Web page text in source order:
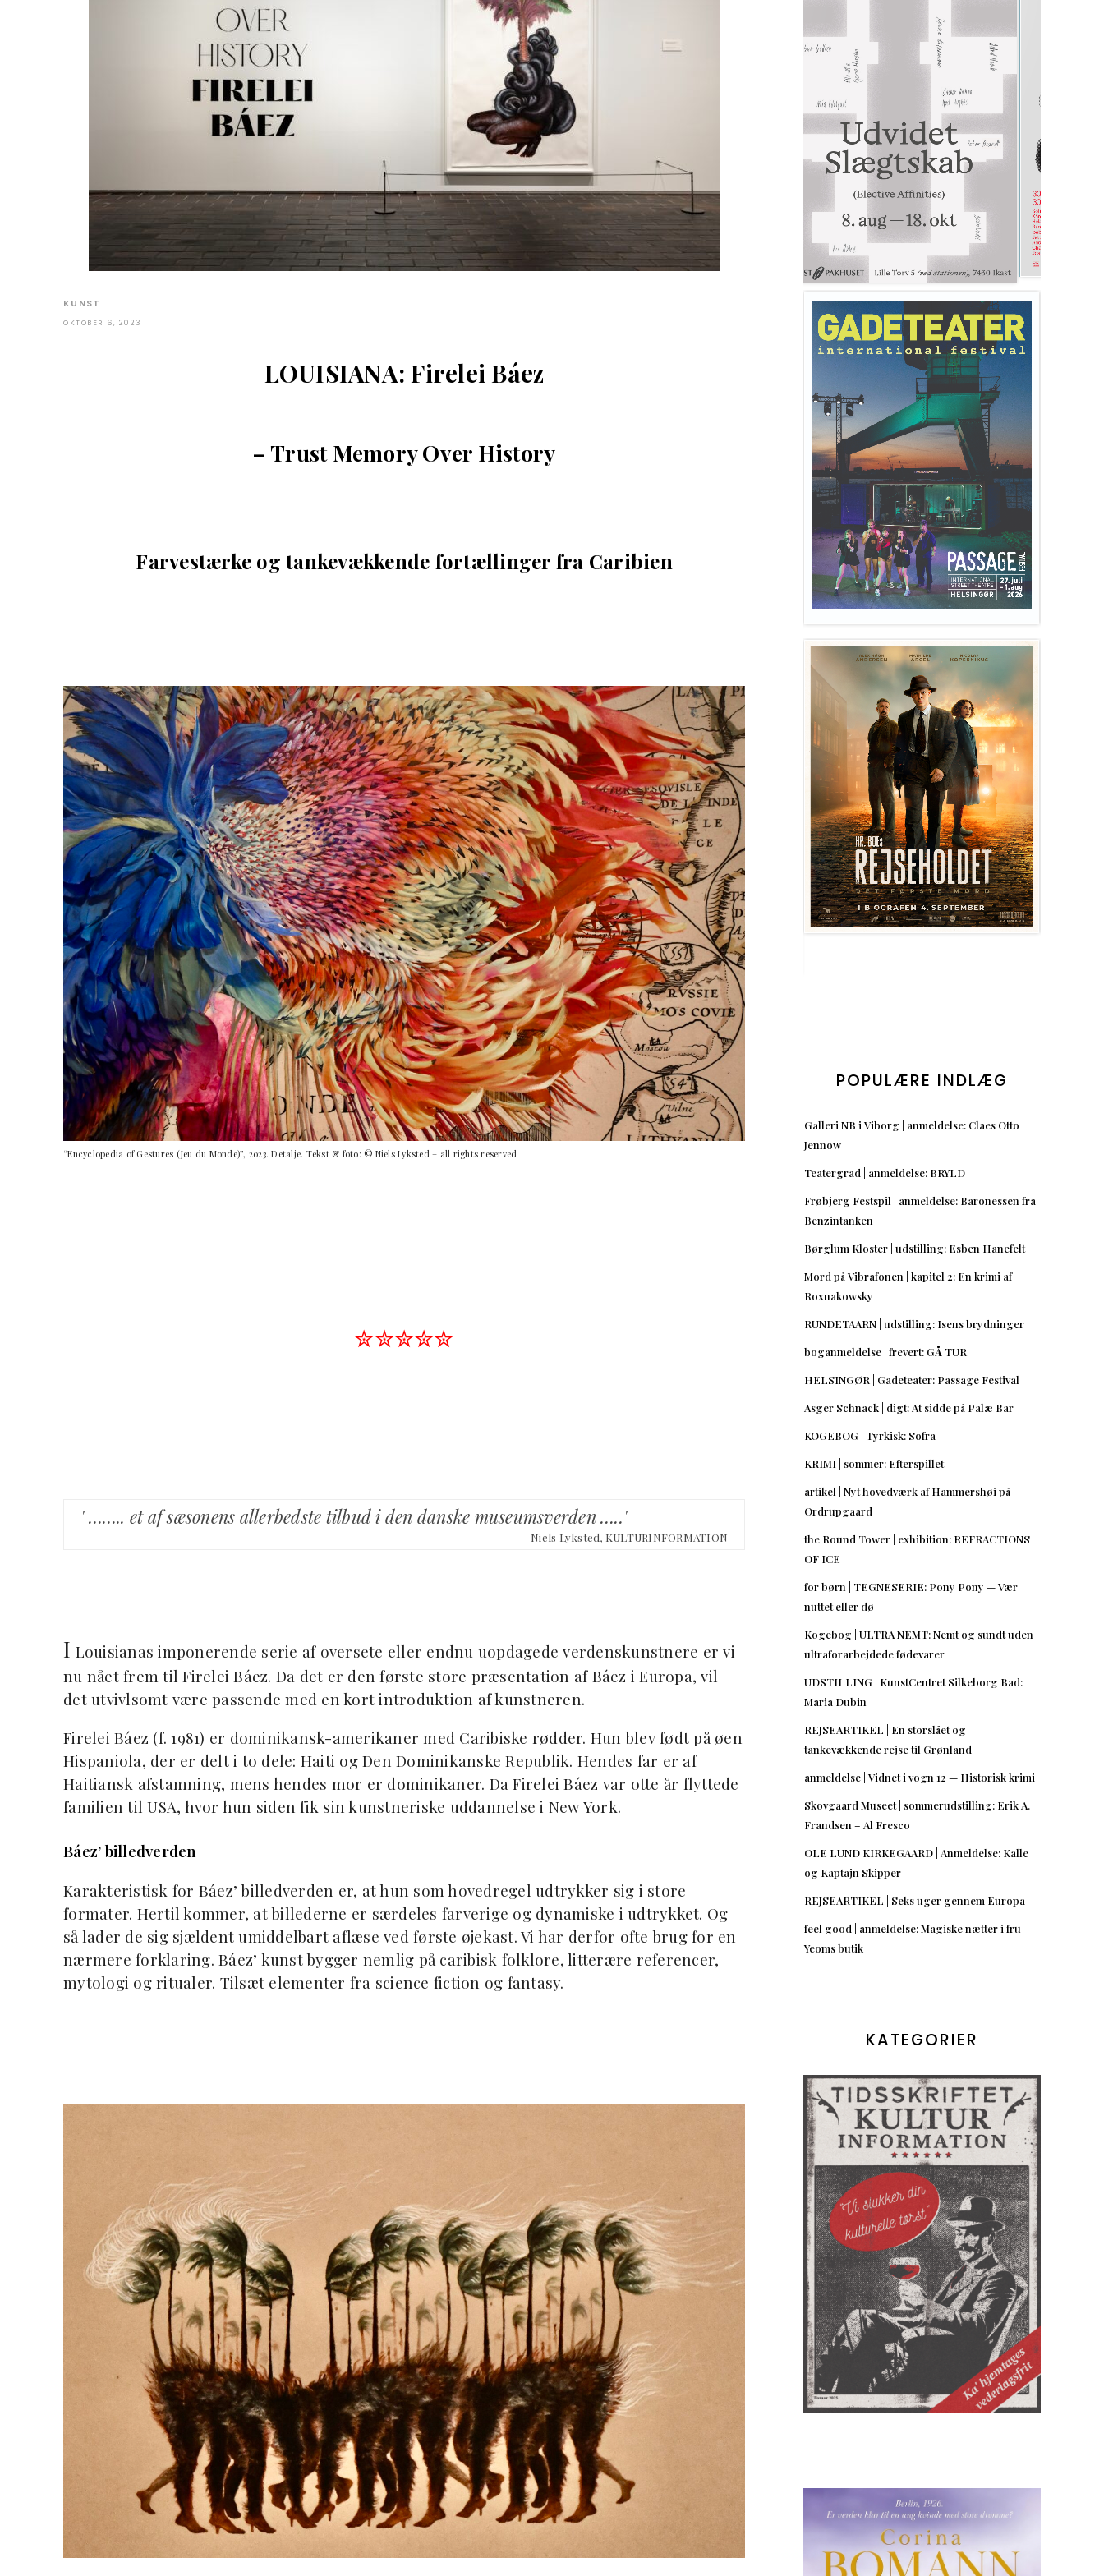
KUNST
OKTOBER 6, 2023
LOUISIANA: Firelei Báez
– Trust Memory Over History
Farvestærke og tankevækkende fortællinger fra Caribien
“Encyclopedia of Gestures (Jeu du Monde)”, 2023. Detalje. Tekst & foto: © Niels Lyksted – all rights reserved
✮✮✮✮✮
' …….. et af sæsonens allerbedste tilbud i den danske museumsverden …..'
– Niels Lyksted, KULTURINFORMATION
I Louisianas imponerende serie af oversete eller endnu uopdagede verdenskunstnere er vi
nu nået frem til Firelei Báez. Da det er den første store præsentation af Báez i Europa, vil
det utvivlsomt være passende med en kort introduktion af kunstneren.
Firelei Báez (f. 1981) er dominikansk-amerikaner med Caribiske rødder. Hun blev født på øen
Hispaniola, der er delt i to dele: Haiti og Den Dominikanske Republik. Hendes far er af
Haitiansk afstamning, mens hendes mor er dominikaner. Da Firelei Báez var otte år flyttede
familien til USA, hvor hun siden fik sin kunstneriske uddannelse i New York.
Báez’ billedverden
Karakteristisk for Báez’ billedverden er, at hun som hovedregel udtrykker sig i store
formater. Hertil kommer, at billederne er særdeles farverige og dynamiske i udtrykket. Og
så lader de sig sjældent umiddelbart aflæse ved første øjekast. Vi har derfor ofte brug for en
nærmere forklaring. Báez’ kunst bygger nemlig på caribisk folklore, litterære referencer,
mytologi og ritualer. Tilsæt elementer fra science fiction og fantasy.
POPULÆRE INDLÆG
Galleri NB i Viborg | anmeldelse: Claes Otto
Jennow
Teatergrad | anmeldelse: BRYLD
Frøbjerg Festspil | anmeldelse: Baronessen fra
Benzintanken
Børglum Kloster | udstilling: Esben Hanefelt
Mord på Vibrafonen | kapitel 2: En krimi af
Roxnakowsky
RUNDETAARN | udstilling: Isens brydninger
boganmeldelse | frevert: GÅ TUR
HELSINGØR | Gadeteater: Passage Festival
Asger Schnack | digt: At sidde på Palæ Bar
KOGEBOG | Tyrkisk: Sofra
KRIMI | sommer: Efterspillet
artikel | Nyt hovedværk af Hammershøi på
Ordrupgaard
the Round Tower | exhibition: REFRACTIONS
OF ICE
for børn | TEGNESERIE: Pony Pony — Vær
nuttet eller dø
Kogebog | ULTRA NEMT: Nemt og sundt uden
ultraforarbejdede fødevarer
UDSTILLING | KunstCentret Silkeborg Bad:
Maria Dubin
REJSEARTIKEL | En storslået og
tankevækkende rejse til Grønland
anmeldelse | Vidnet i vogn 12 — Historisk krimi
Skovgaard Museet | sommerudstilling: Erik A.
Frandsen – Al Fresco
OLE LUND KIRKEGAARD | Anmeldelse: Kalle
og Kaptajn Skipper
REJSEARTIKEL | Seks uger gennem Europa
feel good | anmeldelse: Magiske nætter i fru
Yeoms butik
KATEGORIER